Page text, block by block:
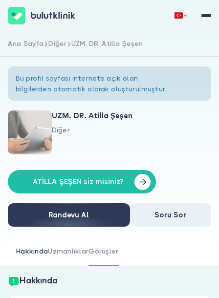
Hakkımızda
Doktorlar için
Doktor musunuz?
Hemen Kaydol
Ana Sayfa Diğer UZM. DR. Atilla Şeşen
Bu profil sayfası internete açık olan
bilgilerden otomatik olarak oluşturulmuştur.
UZM. DR. Atilla Şeşen
Diğer
ATİLLA ŞEŞEN siz misiniz?
Randevu Al Soru Sor
HakkındaUzmanlıklarGörüşler
Hakkında